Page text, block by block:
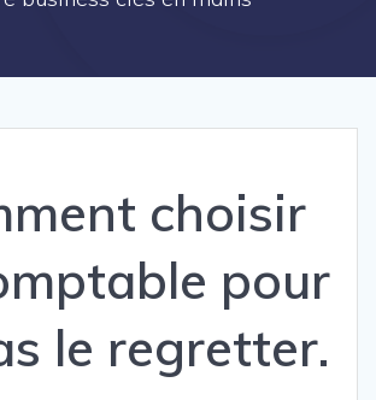
choisir
pour
le regretter.